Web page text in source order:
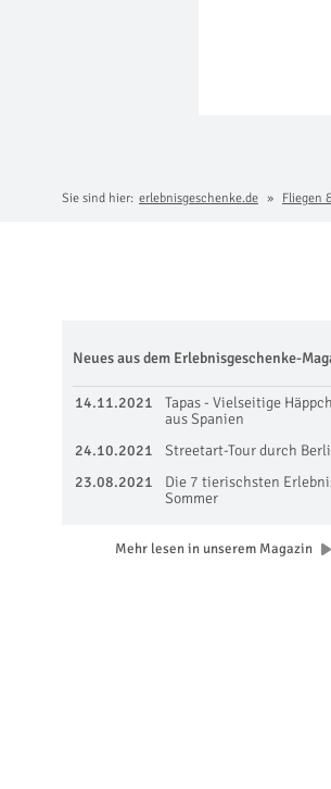
Sie sind hier: erlebnisgeschenke.de Fliegen
Neues aus dem Erlebnisgeschenke-
14.11.2021
Tapas - Vielseitige
aus Spanien
24.10.2021
Streetart-Tour durch
23.08.2021
Die 7 tierischsten
Sommer
Mehr lesen in unserem Magazin